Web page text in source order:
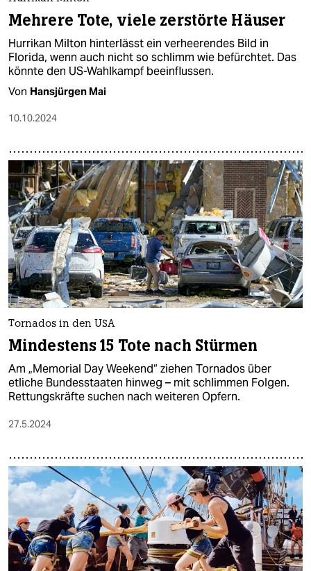
Mehrere Tote, viele zerstörte Häuser
Hurrikan Milton hinterlässt ein verheerendes Bild in
Florida, wenn auch nicht so schlimm wie befürchtet. Das
könnte den US-Wahlkampf beeinflussen.
Von Hansjürgen Mai
10.10.2024
Tornados in den USA
Mindestens 15 Tote nach Stürmen
Am „Memorial Day Weekend“ ziehen Tornados über
etliche Bundesstaaten hinweg – mit schlimmen Folgen.
Rettungskräfte suchen nach weiteren Opfern.
27.5.2024